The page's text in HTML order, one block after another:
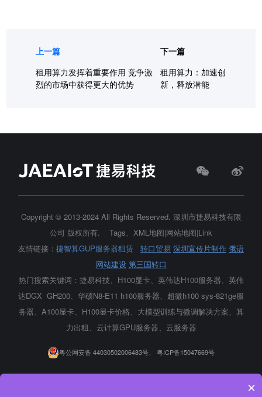
上一篇
租用算力发挥着重要作用 竞争激
烈的市场中获得更大的优势
下一篇
租用算力：加速创
新，释放潜能
Copyright © 2013-2024 All Rights Reserved. 深圳市捷易科技有限
公司 版权所有. Tags XML地图|网站地图|Link
友情链接： 捷智算GUP服务器租赁 转口贸易 深圳宣传片制作 俄语
网站建设 第三国转口
热门搜索关键词：捷易科技、H100显卡、 英伟达H100服务器 、英伟
达DGX GH200、华硕N8-E11 h100服务器、超微h100 sys-821ge服
务器、A100显卡、H100显卡价格、大模型训练与微调解决方案、算
力出租、云计算GPU服务器、云服务器
粤公网安备 44030502006483号、 粤ICP备15047669号
×